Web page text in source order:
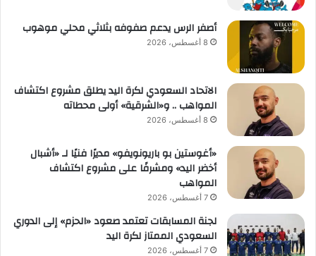
أصفر الرس يدعم صفوفه بثلاثي محلي موهوب
8 أغسطس، 2026
الاتحاد السعودي لكرة اليد يطلق مشروع اكتشاف
المواهب .. و«الشرقية» أولى محطاته
8 أغسطس، 2026
«أغوستين بو باريونويفو» مديرًا فنيًا لـ «أشبال
أخضر اليد» ومشرفًا على مشروع اكتشاف
المواهب
7 أغسطس، 2026
لجنة المسابقات تعتمد صعود «الحزم» إلى الدوري
السعودي الممتاز لكرة اليد
7 أغسطس، 2026